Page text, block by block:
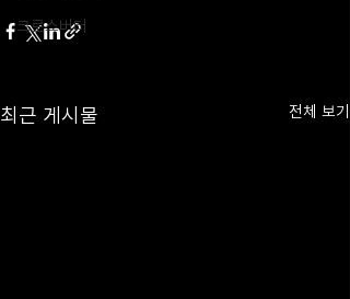
크로스버터
최근 게시물 전체 보기